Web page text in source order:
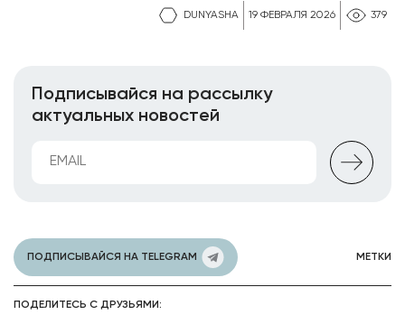
DUNYASHA 19 ФЕВРАЛЯ 2026 379
Подписывайся на рассылку
актуальных новостей
ПОДПИСЫВАЙСЯ НА TELEGRAM МЕТКИ
ПОДЕЛИТЕСЬ С ДРУЗЬЯМИ: